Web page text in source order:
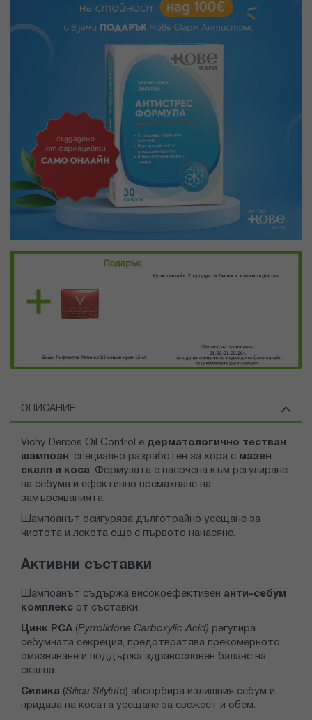
ОПИСАНИЕ
Vichy Dercos Oil Control е дерматологично тестван
шампоан, специално разработен за хора с мазен
скалп и коса. Формулата е насочена към регулиране
на себума и ефективно премахване на
замърсяванията.
Шампоанът осигурява дълготрайно усещане за
чистота и лекота още с първото нанасяне.
Активни съставки
Шампоанът съдържа високоефективен анти-себум
комплекс от съставки.
Цинк PCA (Pyrrolidone Carboxylic Acid) регулира
себумната секреция, предотвратява прекомерното
омазняване и поддържа здравословен баланс на
скалпа.
Силика (Silica Silylate) абсорбира излишния себум и
придава на косата усещане за свежест и обем.